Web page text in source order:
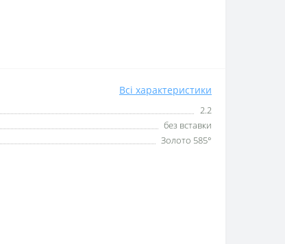
Всі характеристики
2.2
без вставки
Золото 585°